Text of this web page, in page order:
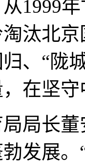
1999
汰北
、“陇
在坚
长董
发展